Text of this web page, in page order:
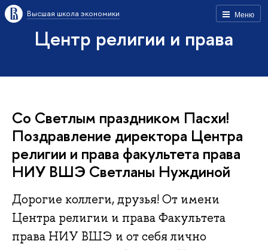
Меню
Высшая школа экономики
Центр религии и права
Со Светлым праздником Пасхи!
Поздравление директора Центра
религии и права факультета права
НИУ ВШЭ Светланы Нуждиной
Дорогие коллеги, друзья! От имени
Центра религии и права Факультета
права НИУ ВШЭ и от себя лично